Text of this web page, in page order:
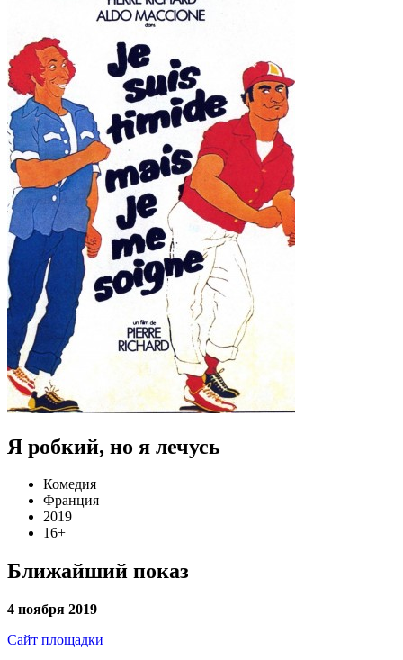
Я робкий, но я лечусь
Комедия
Франция
2019
16+
Ближайший показ
4 ноября 2019
Сайт площадки